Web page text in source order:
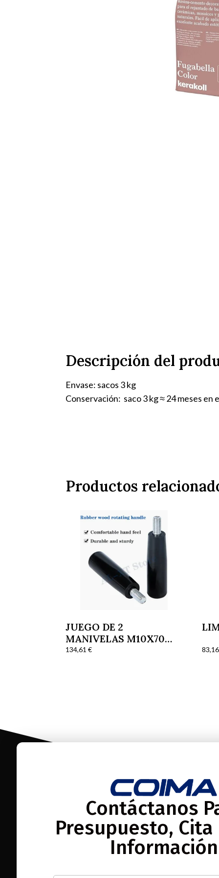
Descripción del
Envase: sacos 3 kg
Conservación: saco 3 kg ≈ 24 meses
Productos
JUEGO DE 2
MANIVELAS M10X70
84669195 103049023
134,61€
Contáctanos
Presupuesto, Cita
Información